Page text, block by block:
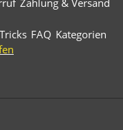
Zahlung & Versand
FAQ Kategorien